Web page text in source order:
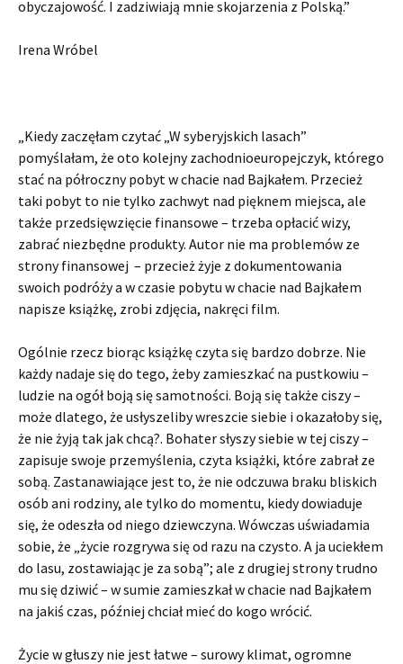
obyczajowość. I zadziwiają mnie skojarzenia z Polską.”
Irena Wróbel
„Kiedy zaczęłam czytać „W syberyjskich lasach”
pomyślałam, że oto kolejny zachodnioeuropejczyk, którego
stać na półroczny pobyt w chacie nad Bajkałem. Przecież
taki pobyt to nie tylko zachwyt nad pięknem miejsca, ale
także przedsięwzięcie finansowe – trzeba opłacić wizy,
zabrać niezbędne produkty. Autor nie ma problemów ze
strony finansowej – przecież żyje z dokumentowania
swoich podróży a w czasie pobytu w chacie nad Bajkałem
napisze książkę, zrobi zdjęcia, nakręci film.
Ogólnie rzecz biorąc książkę czyta się bardzo dobrze. Nie
każdy nadaje się do tego, żeby zamieszkać na pustkowiu –
ludzie na ogół boją się samotności. Boją się także ciszy –
może dlatego, że usłyszeliby wreszcie siebie i okazałoby się,
że nie żyją tak jak chcą?. Bohater słyszy siebie w tej ciszy –
zapisuje swoje przemyślenia, czyta książki, które zabrał ze
sobą. Zastanawiające jest to, że nie odczuwa braku bliskich
osób ani rodziny, ale tylko do momentu, kiedy dowiaduje
się, że odeszła od niego dziewczyna. Wówczas uświadamia
sobie, że „życie rozgrywa się od razu na czysto. A ja uciekłem
do lasu, zostawiając je za sobą”; ale z drugiej strony trudno
mu się dziwić – w sumie zamieszkał w chacie nad Bajkałem
na jakiś czas, później chciał mieć do kogo wrócić.
Życie w głuszy nie jest łatwe – surowy klimat, ogromne